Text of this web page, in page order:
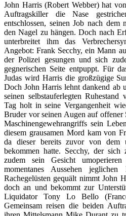
John Harris (Robert Webber) hat
Auftragskiller die Nase
entschlossen, seinen Job nach dem
den Nagel zu hängen. Doch nach
unterbreitet ihm das
Angebot: Frank Secchy, ein Mann
der Polizei gesungen und sich
gegnerischen Seite entpuppt. Für
Judas wird Harris die großzügige
Doch John Harris lehnt dankend ab
seinen selbstauferlegten
Tag holt in seine Vergangenheit
Bruder vor seinen Augen auf offener
Maschinengewehrangriffs sein
diesem grausamen Mord kam von
da dieser bereits zuvor von dem
bekommen hatte. Secchy, der
zudem sein Gesicht
momentanes Aussehen
Rachegelüsten gequält nimmt John
doch an und bekommt zur
Liquidator Tony Lo Bello
Gemeinsam reisen die beiden